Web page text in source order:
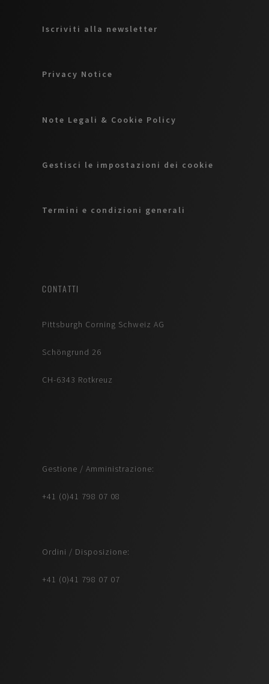
Iscriviti alla newsletter
Privacy Notice
Note Legali & Cookie Policy
Gestisci le impostazioni dei cookie
Termini e condizioni generali
CONTATTI
Pittsburgh Corning Schweiz AG
Schöngrund 26
CH-6343 Rotkreuz
Gestione / Amministrazione:
+41 (0)41 798 07 08
Ordini / Disposizione:
+41 (0)41 798 07 07